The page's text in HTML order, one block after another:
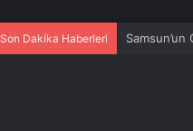
Son Dakika Haberleri Samsun’un